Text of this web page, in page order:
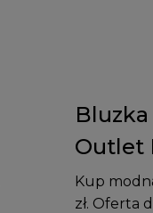
Bluzka
Outlet
Kup
zł. Oferta